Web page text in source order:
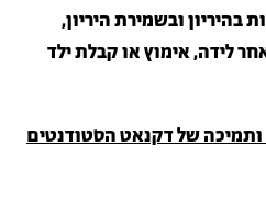
בהיריון ובשמירת היריון,
לידה, אימוץ או קבלת ילד
ותמיכה של דקנאט הסטודנטים